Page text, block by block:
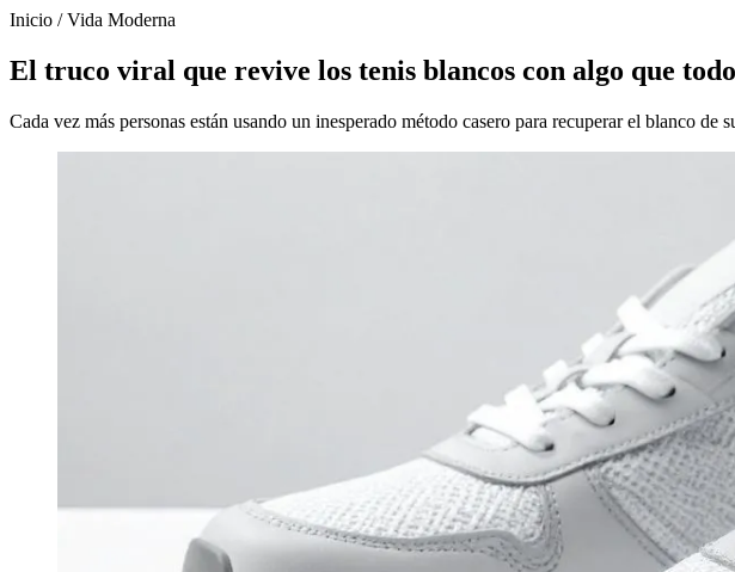
Inicio /Vida Moderna
El truco viral que revive los tenis blancos con algo que
Cada vez más personas están usando un inesperado método casero para recuperar el blanco de